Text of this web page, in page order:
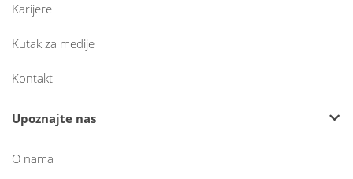
Karijere
Kutak za medije
Kontakt
Upoznajte nas
O nama